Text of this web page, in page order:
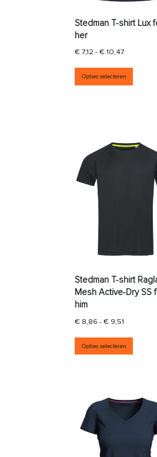
Stedman T-shirt Lux
her
€7,12 - €10,47
Opties selecteren
Dit
Stedman T-shirt
Mesh Active-Dry SS
him
€ 8,86 - € 9,51
Opties selecteren
Dit